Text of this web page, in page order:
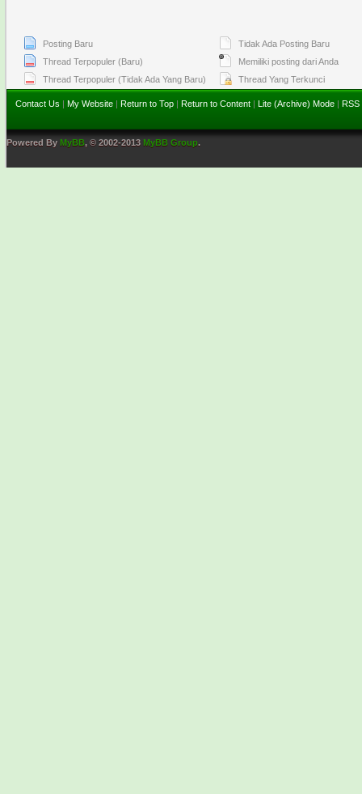
Posting Baru
Thread Terpopuler (Baru)
Thread Terpopuler (Tidak Ada Yang Baru)
Tidak Ada Posting Baru
Memiliki posting dari Anda
Thread Yang Terkunci
Contact Us | My Website | Return to Top | Return to Content | Lite (Archive) Mode | RSS
Powered By MyBB, © 2002-2013 MyBB Group.